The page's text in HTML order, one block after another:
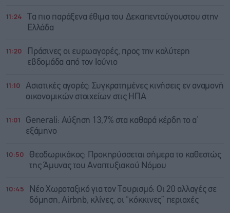
11:24
Τα πιο παράξενα έθιμα του Δεκαπενταύγουστου στην
Ελλάδα
11:20
Πράσινες οι ευρωαγορές, προς την καλύτερη
εβδομάδα από τον Ιούνιο
11:10
Ασιατικές αγορές: Συγκρατημένες κινήσεις εν αναμονή
οικονομικών στοιχείων στις ΗΠΑ
11:01
Generali: Αύξηση 13,7% στα καθαρά κέρδη το α’
εξάμηνο
10:50
Θεοδωρικάκος: Προκηρύσσεται σήμερα το καθεστώς
της Άμυνας του Αναπτυξιακού Νόμου
10:45
Νέο Χωροταξικό για τον Τουρισμό: Οι 20 αλλαγές σε
δόμηση, Airbnb, κλίνες, οι “κόκκινες” περιοχές